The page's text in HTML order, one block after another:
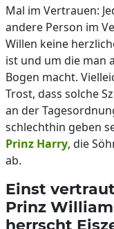
Mal im Vertrauen:
andere Person im
Willen keine
ist und um die man
Bogen macht.
Trost, dass solche
an der
schlechthin geben
Prinz Harry, die
ab.
Einst
Prinz
herrscht